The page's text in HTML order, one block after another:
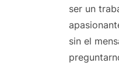
ser un
sin el